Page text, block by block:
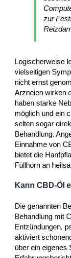
zur
Logischerweise
vielseitigen
nicht ernst
Arzneien wirken
haben starke
möglich und ein
selten sogar
Behandlung.
Einnahme von
bietet die
Füllhorn an
Kann CBD-Öl
Die genannten
Behandlung mit
Entzündungen,
aktiviert
über ein eigenes